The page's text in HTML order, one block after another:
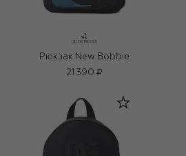
Рюкзак New Bobbie
21 390 ₽